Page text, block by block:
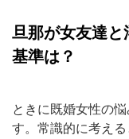
旦那が女友達と
基準は？
ときに既婚女性の
す。常識的に考え